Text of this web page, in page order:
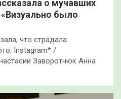
о мучавших
«Визуально было
что страдала
Instagram* /
Заворотнюк Анна